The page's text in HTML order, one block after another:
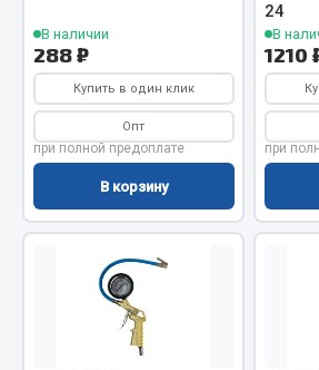
Показать ещё
Весь раздел
Запчасти ЯМЗ
Двигатель
Система питания
Система выпуска газа
Система охлаждения
Коробка передач
В наличии
288 ₽
Купить в один клик
Опт
при полной предоплате
В корзину
24
В
1210
при